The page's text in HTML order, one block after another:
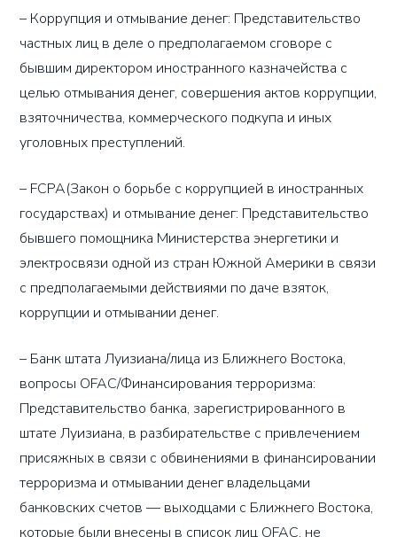
– Коррупция и отмывание денег: Представительство
частных лиц в деле о предполагаемом сговоре с
бывшим директором иностранного казначейства с
целью отмывания денег, совершения актов коррупции,
взяточничества, коммерческого подкупа и иных
уголовных преступлений.
– FCPA(Закон о борьбе с коррупцией в иностранных
государствах) и отмывание денег: Представительство
бывшего помощника Министерства энергетики и
электросвязи одной из стран Южной Америки в связи
с предполагаемыми действиями по даче взяток,
коррупции и отмывании денег.
– Банк штата Луизиана/лица из Ближнего Востока,
вопросы OFAC/Финансирования терроризма:
Представительство банка, зарегистрированного в
штате Луизиана, в разбирательстве с привлечением
присяжных в связи с обвинениями в финансировании
терроризма и отмывании денег владельцами
банковских счетов — выходцами с Ближнего Востока,
которые были внесены в список лиц OFAC, не